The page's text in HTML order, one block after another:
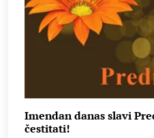
Imendan danas slavi
čestitati!